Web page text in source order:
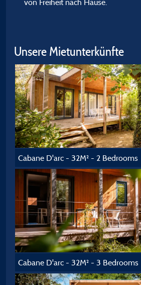
von Freiheit nach Hause.
Unsere Mietunterkünfte
Cabane D'arc - 32M² - 2 Bedrooms
Cabane D'arc - 32M² - 3 Bedrooms